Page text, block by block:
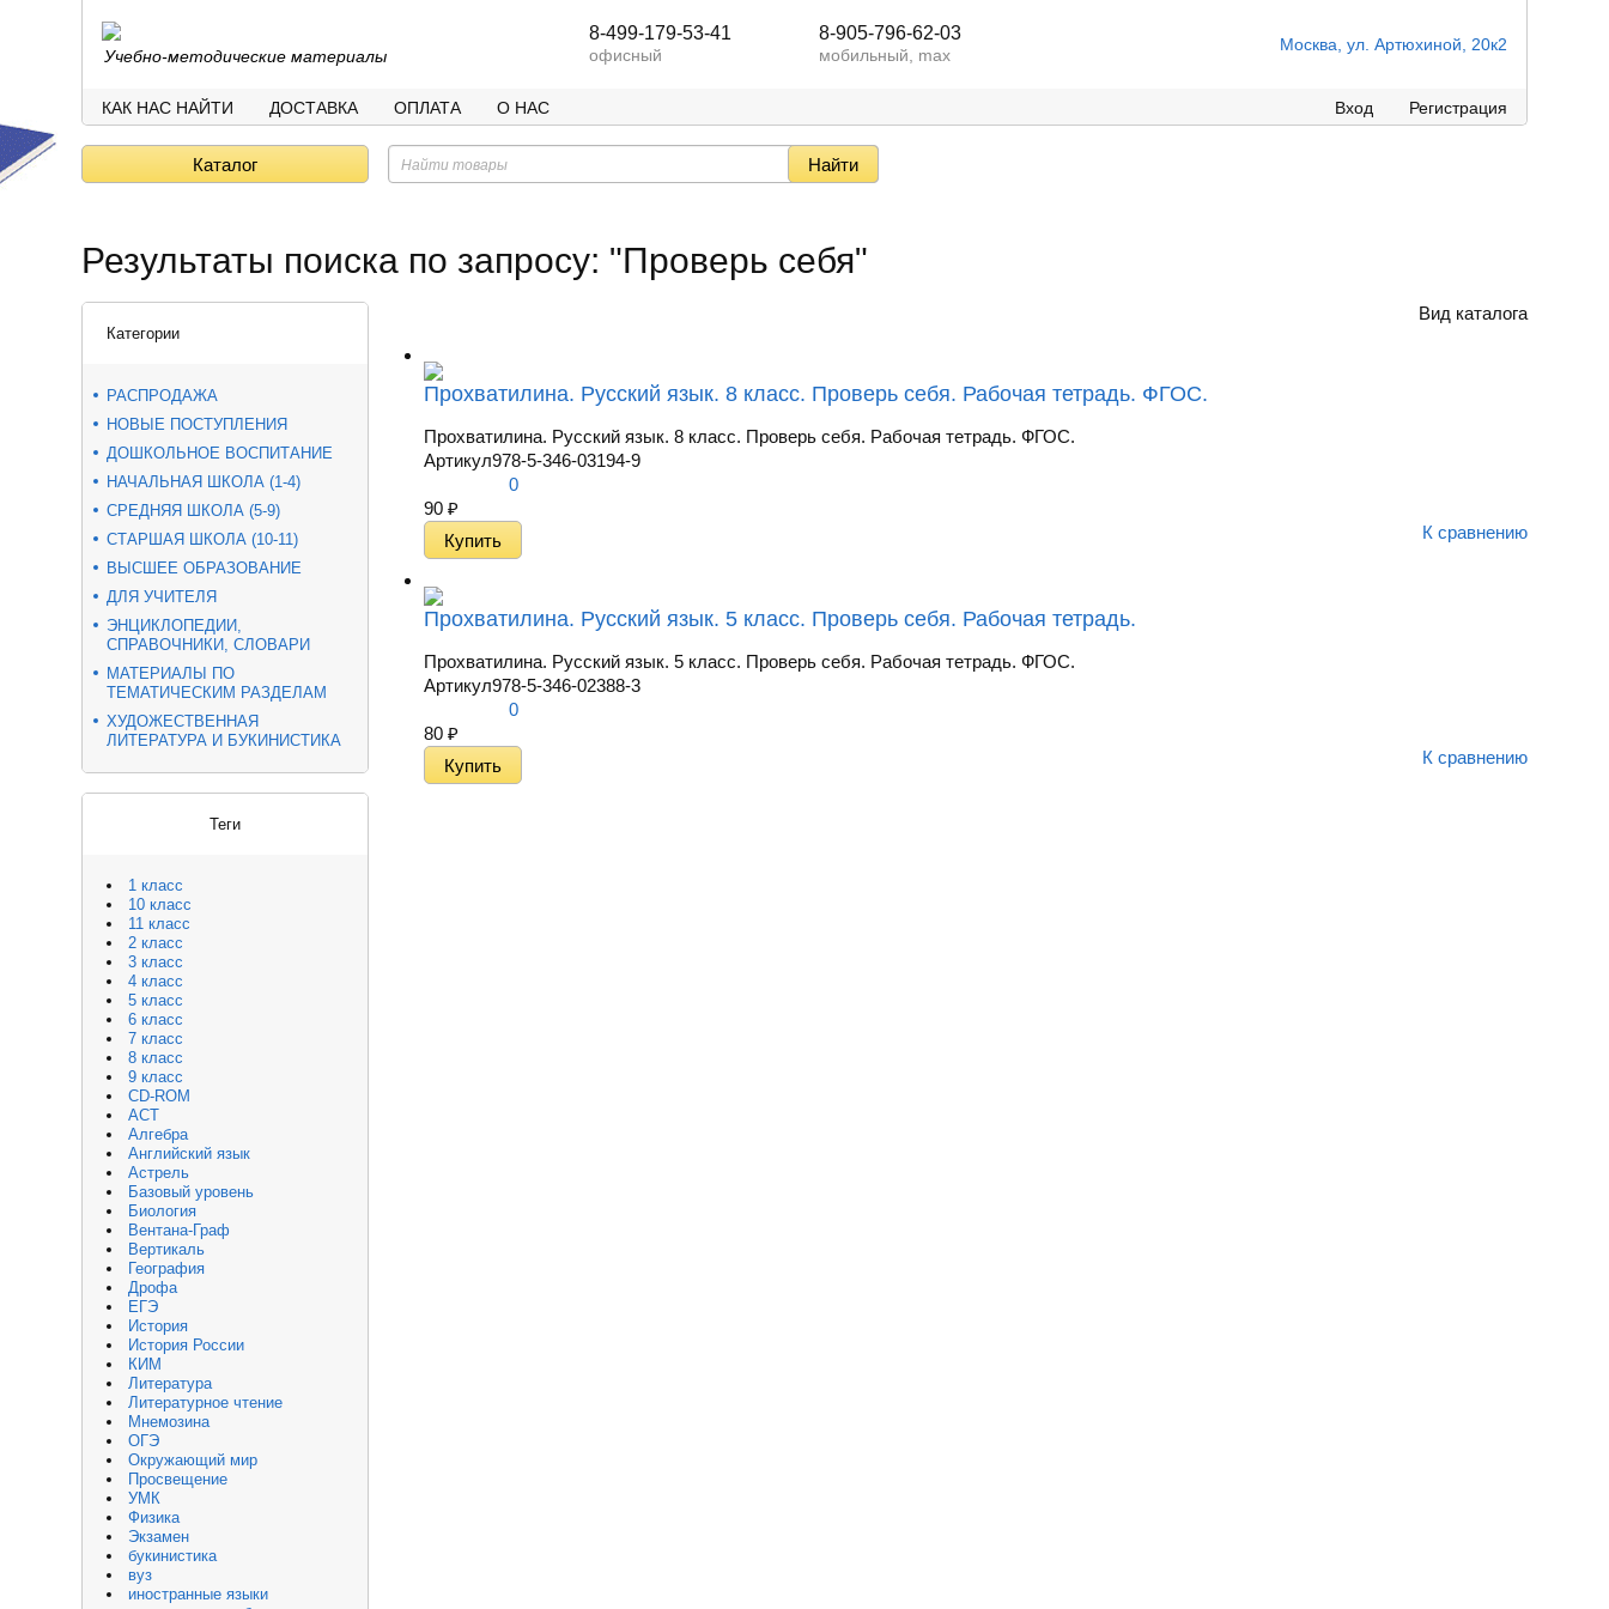
Учебно-методические материалы
8-499-179-53-41
офисный
8-905-796-62-03
мобильный, max
Москва, ул. Артюхиной, 20к2
КАК НАС НАЙТИ ДОСТАВКА ОПЛАТА О НАС Вход Регистрация
Каталог
Результаты поиска по запросу: "Проверь себя"
Категории
РАСПРОДАЖА
НОВЫЕ ПОСТУПЛЕНИЯ
ДОШКОЛЬНОЕ ВОСПИТАНИЕ
НАЧАЛЬНАЯ ШКОЛА (1-4)
СРЕДНЯЯ ШКОЛА (5-9)
СТАРШАЯ ШКОЛА (10-11)
ВЫСШЕЕ ОБРАЗОВАНИЕ
ДЛЯ УЧИТЕЛЯ
ЭНЦИКЛОПЕДИИ,
СПРАВОЧНИКИ, СЛОВАРИ
МАТЕРИАЛЫ ПО
ТЕМАТИЧЕСКИМ РАЗДЕЛАМ
ХУДОЖЕСТВЕННАЯ
ЛИТЕРАТУРА И БУКИНИСТИКА
Теги
1 класс
10 класс
11 класс
2 класс
3 класс
4 класс
5 класс
6 класс
7 класс
8 класс
9 класс
CD-ROM
АСТ
Алгебра
Английский язык
Астрель
Базовый уровень
Биология
Вентана-Граф
Вертикаль
География
Дрофа
ЕГЭ
История
История России
КИМ
Литература
Литературное чтение
Мнемозина
ОГЭ
Окружающий мир
Просвещение
УМК
Физика
Экзамен
букинистика
вуз
иностранные языки
Вид каталога
Прохватилина. Русский язык. 8 класс. Проверь себя. Рабочая тетрадь. ФГОС.
Прохватилина. Русский язык. 8 класс. Проверь себя. Рабочая тетрадь. ФГОС.
Артикул978-5-346-03194-9
0
90 ₽
К сравнению
Прохватилина. Русский язык. 5 класс. Проверь себя. Рабочая тетрадь.
Прохватилина. Русский язык. 5 класс. Проверь себя. Рабочая тетрадь. ФГОС.
Артикул978-5-346-02388-3
0
80 ₽
К сравнению